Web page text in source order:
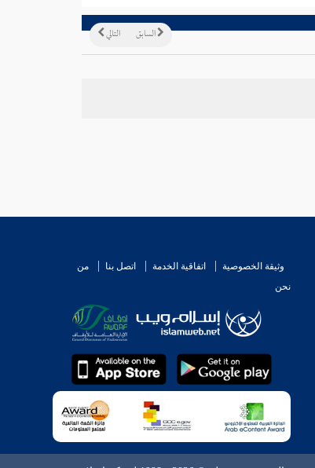
التالي السابق
وثيقة الخصوصية اتفاقية الخدمة اتصل بنا
من
نحن